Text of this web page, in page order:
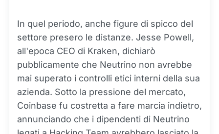
In quel periodo, anche figure di spicco del
settore presero le distanze. Jesse Powell,
all'epoca CEO di Kraken, dichiarò
pubblicamente che Neutrino non avrebbe
mai superato i controlli etici interni della sua
azienda. Sotto la pressione del mercato,
Coinbase fu costretta a fare marcia indietro,
annunciando che i dipendenti di Neutrino